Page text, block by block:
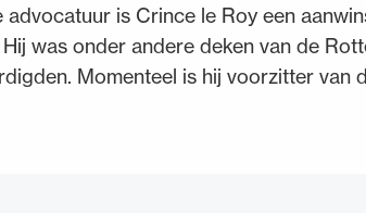
is Crince le Roy een
was onder andere deken van de
Momenteel is hij voorzitter van